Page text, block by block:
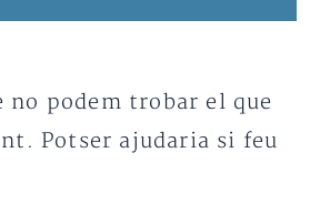
no podem trobar el que
Potser ajudaria si feu